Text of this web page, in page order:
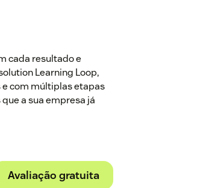
cada resultado e
Learning Loop,
com múltiplas etapas
a sua empresa já
Avaliação gratuita